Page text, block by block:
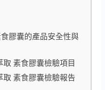
膠囊的產品安全性與
取 素食膠囊檢驗項目
取 素食膠囊檢驗報告